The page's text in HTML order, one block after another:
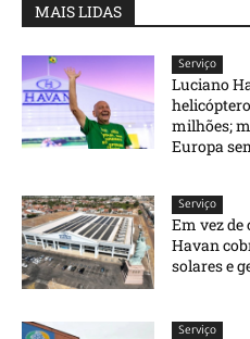
MAIS LIDAS
Serviço
Luciano
milhões;
Europa
Serviço
Em vez
Havan
solares e
Serviço